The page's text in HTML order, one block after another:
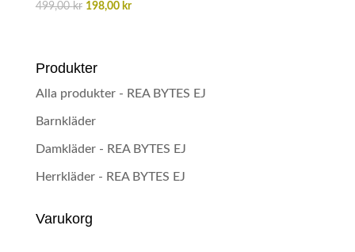
499,00kr Det
198,00 krDet
Produkter
Alla produkter - REA BYTES EJ
Barnkläder
Damkläder - REA BYTES EJ
Herrkläder - REA BYTES EJ
Varukorg